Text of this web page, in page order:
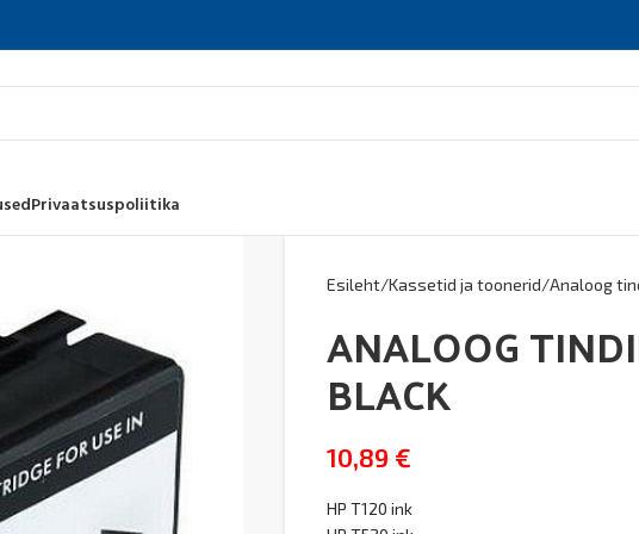
Privaatsuspoliitika
Esileht Kassetid ja toonerid Analoog
ANALOOG
BLACK
10,89 €
HP T120 ink